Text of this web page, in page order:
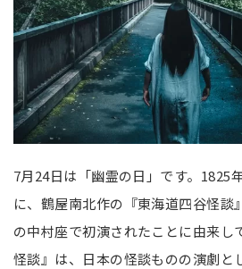
7月24日は「幽霊の日」です。1825
に、鶴屋南北作の『東海道四谷怪談
の中村座で初演されたことに由来し
怪談』は、日本の怪談ものの演劇と